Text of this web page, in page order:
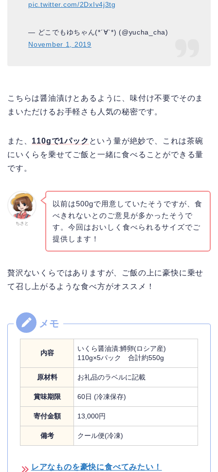
pic.twitter.com/2DxIv4j3tg
— どこでもゆちゃん(*´∀`*) (@yucha_cha)
November 1, 2019
こちらは醤油漬けとあるように、味付け不要でそのま
まいただけるお手軽さも人気の秘密です。
また、 110gで1パック という量が絶妙で、これは茶碗
にいくらを乗せてご飯と一緒に食べることができる量
です。
ちさと
以前は500gで用意していたそうですが、食
べきれないとのご意見が多かったそうで
す。今回はおいしく食べられるサイズでご
提供します！
贅沢ないくらではありますが、ご飯の上に豪快に乗せ
て召し上がるような食べ方がオススメ！
内容
いくら醤油漬:鱒卵(ロシア産)
110g×5パック 合計約550g
原材料 お礼品のラベルに記載
賞味期限 60日 (冷凍保存)
寄付金額 13,000円
備考 クール便(冷凍)
レアなものを豪快に食べてみたい！